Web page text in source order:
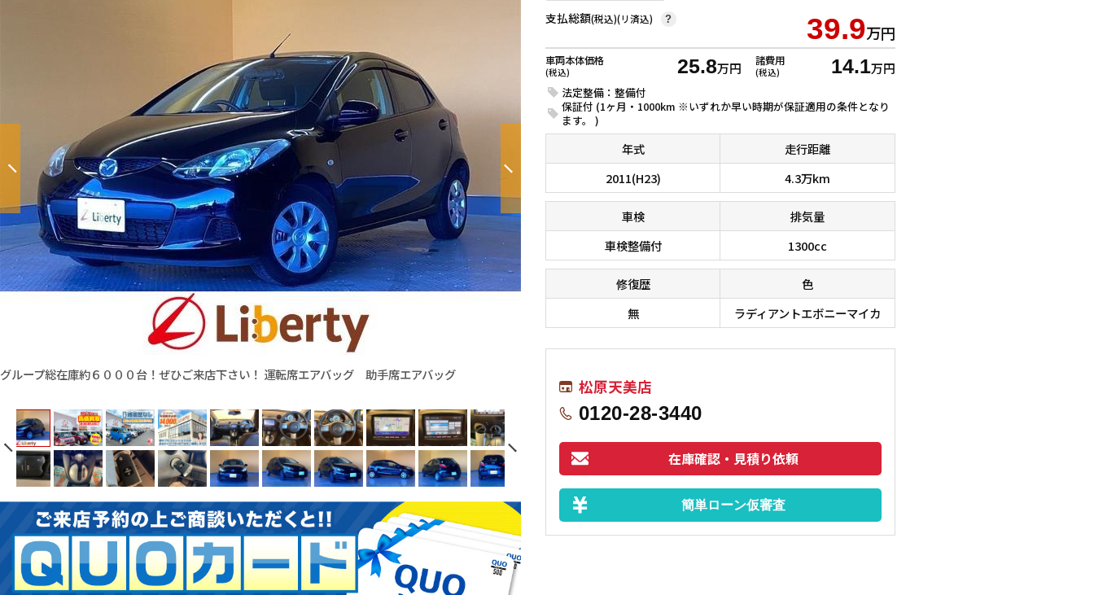
グループ総在庫約６０００台！ぜひご来店下さい！ 運転席エアバッグ 助手席エアバッグ
す！！ 在庫に無いお車もお探ししますのでご相談下さいませ。 ■□■□■
支払総額(税込)(リ済込) 39.9万円
?
車両本体価格
(税込) 25.8万円 諸費用
(税込) 14.1万円
法定整備：整備付
保証付 (1ヶ月・1000km ※いずれか早い時期が保証適用の条件となり
ます。 )
年式
2011(H23)
走行距離
4.3万km
車検
車検整備付
排気量
1300cc
修復歴
無
色
ラディアントエボニーマイカ
松原天美店
0120-28-3440
在庫確認・見積り依頼
簡単ローン仮審査